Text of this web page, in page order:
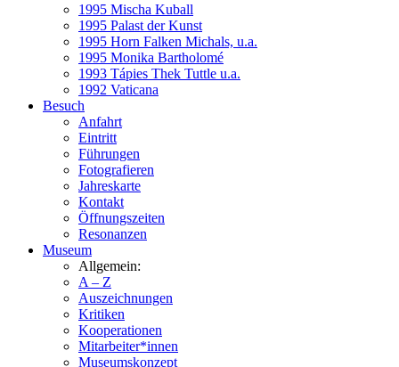
1995 Mischa Kuball
1995 Palast der Kunst
1995 Horn Falken Michals, u.a.
1995 Monika Bartholomé
1993 Tápies Thek Tuttle u.a.
1992 Vaticana
Besuch
Anfahrt
Eintritt
Führungen
Fotografieren
Jahreskarte
Kontakt
Öffnungszeiten
Resonanzen
Museum
Allgemein:
A – Z
Auszeichnungen
Kritiken
Kooperationen
Mitarbeiter*innen
Museumskonzept